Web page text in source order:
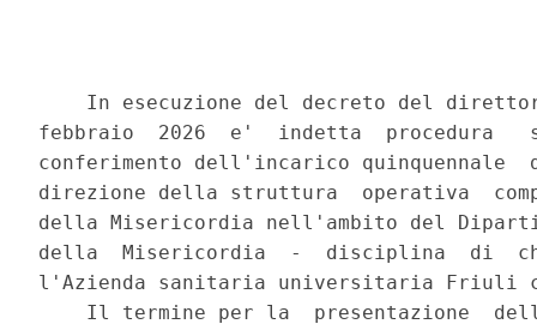
In esecuzione del decreto del
febbraio  2026  e'  indetta
conferimento dell'incarico
direzione della struttura  operativa
della Misericordia nell'ambito del
della  Misericordia  -  disciplina  di
l'Azienda sanitaria universitaria Friuli
Il termine per la  presentazione